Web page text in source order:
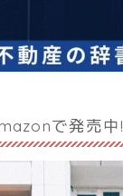
で発売中!